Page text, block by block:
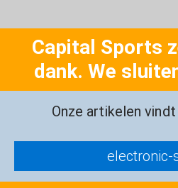
Capital Sports
dank. We
Onze artikelen
electronic-